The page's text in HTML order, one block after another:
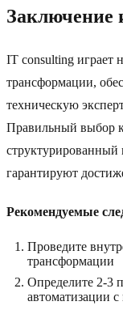
IT consulting играет
трансформации,
техническую
Правильный выбор
структурированный
гарантируют
Рекомендуемые
Проведите
трансформации
Определите 2-3
автоматизации